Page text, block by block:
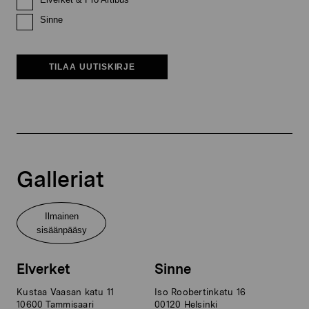
Sinne
TILAA UUTISKIRJE
Galleriat
Ilmainen
sisäänpääsy
Elverket
Kustaa Vaasan katu 11
10600 Tammisaari
Sinne
Iso Roobertinkatu 16
00120 Helsinki